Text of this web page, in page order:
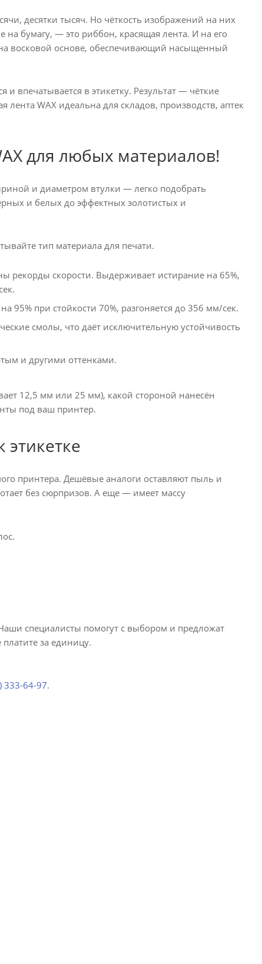
десятки тысяч. Но чёткость изображений на них
бумагу, — это риббон, красящая лента. И на его
восковой основе, обеспечивающий насыщенный
впечатывается в этикетку. Результат — чёткие
WAX идеальна для складов, производств, аптек
для любых материалов!
и диаметром втулки — легко подобрать
и белых до эффектных золотистых и
тип материала для печати.
рекорды скорости. Выдерживает истирание на 65%,
95% при стойкости 70%, разгоняется до 356 мм/сек.
смолы, что даёт исключительную устойчивость
и другими оттенками.
12,5 мм или 25 мм), какой стороной нанесён
под ваш принтер.
этикетке
принтера. Дешёвые аналоги оставляют пыль и
без сюрпризов. А еще — имеет массу
специалисты помогут с выбором и предложат
за единицу.
333-64-97.